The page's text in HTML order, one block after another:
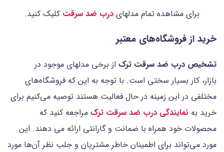
برای مشاهده تمام مدلهای درب ضد سرقت کلیک کنید.
خرید از فروشگاه‌های معتبر
تشخیص درب ضد سرقت ترک از برخی مدلهای موجود در
بازار، کار بسیار سختی است. با توجه به این که فروشگاه‌های
مختلفی در این زمینه در حال فعالیت هستند توصیه می‌کنیم برای
خرید به نمایندگی درب ضد سرقت ترک مراجعه کنید که
محصولات خود همراه با ضمانت و گارانتی ارائه می دهند. این
مورد می‌تواند برای اطمینان خاطر مشتریان و جلب نظر آن‌ها مورد